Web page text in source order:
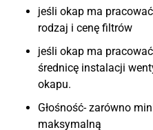
jeśli okap ma
rodzaj i cenę filtrów
jeśli okap ma
średnicę instalacji
okapu.
Głośność- zarówno
maksymalną